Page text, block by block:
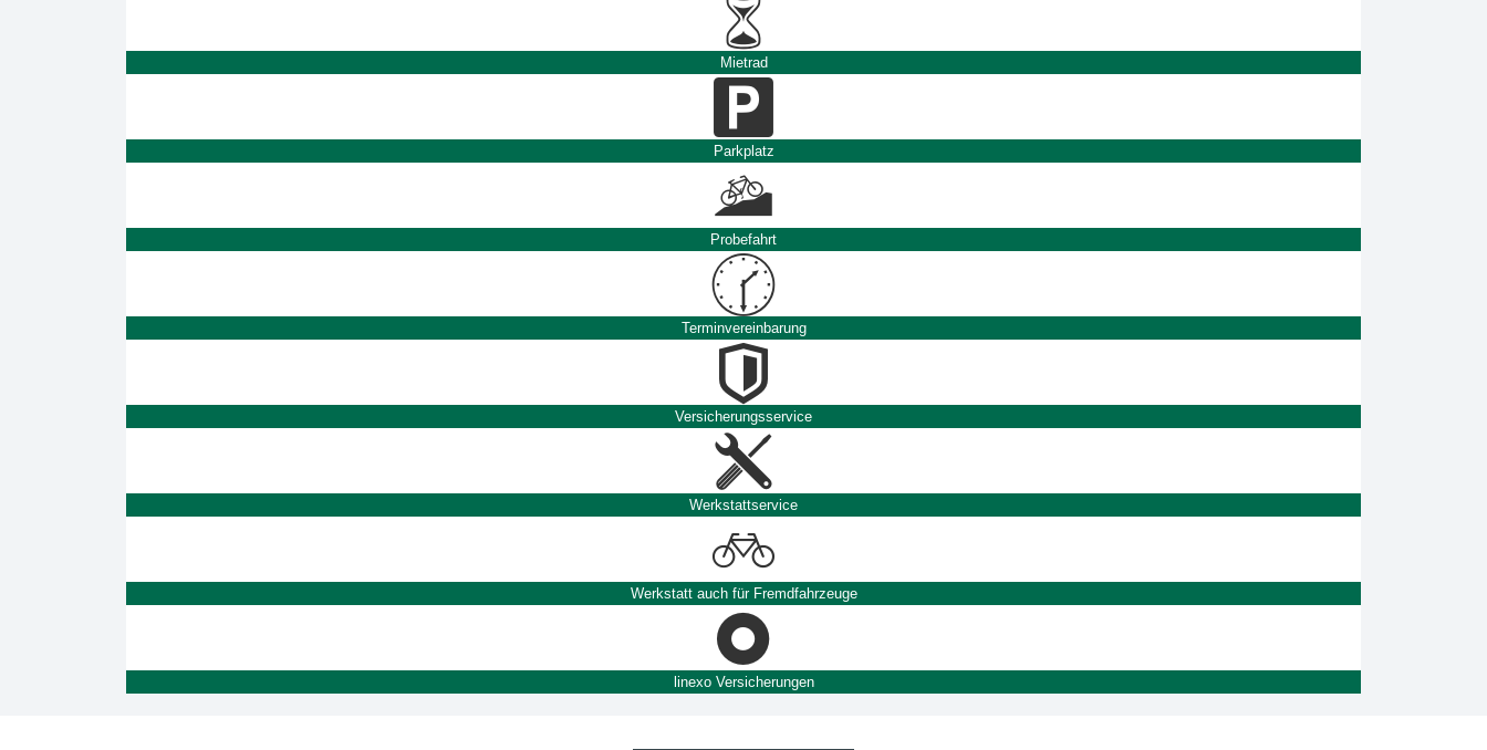
Mietrad
Parkplatz
Probefahrt
Terminvereinbarung
Versicherungsservice
Werkstattservice
Werkstatt auch für Fremdfahrzeuge
linexo Versicherungen